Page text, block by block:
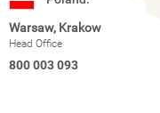
Warsaw, Krakow
Head Office
800 003 093